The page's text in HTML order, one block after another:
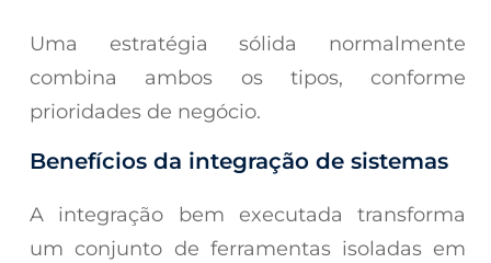
Uma estratégia sólida normalmente
combina ambos os tipos, conforme
prioridades de negócio.
Benefícios da integração de sistemas
A integração bem executada transforma
um conjunto de ferramentas isoladas em